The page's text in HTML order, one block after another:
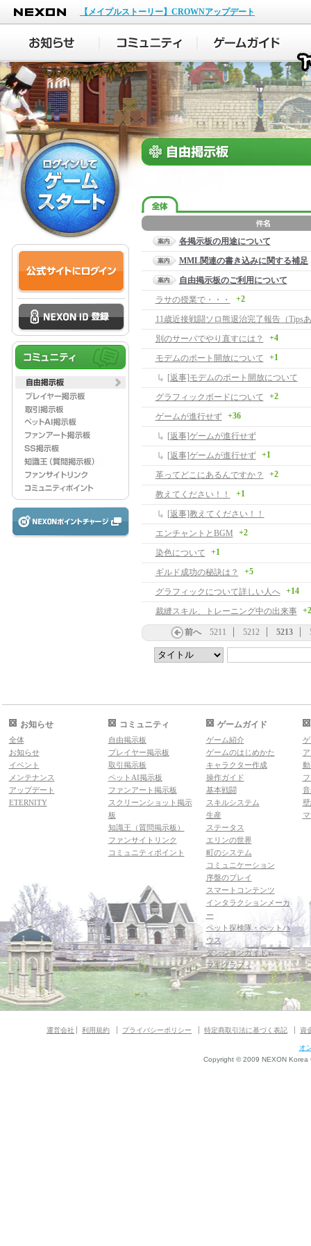
NEXON
【メイプルストーリー】CROWNアップデート
各掲示板の用途について
MML関連の書き込みに関する補足
自由掲示板のご利用について
ラサの授業で・・・
+2
11歳近接戦闘ソロ熊退治完了報告（Tips
別のサーバでやり直すには？
+4
モデムのポート開放について +1
[返事]モデムのポート開放について
グラフィックボードについて
+2
ゲームが進行せず +36
[返事]ゲームが進行せず
[返事]ゲームが進行せず
+1
革ってどこにあるんですか？ +2
教えてください！！ +1
[返事]教えてください！！
エンチャントとBGM
+2
染色について +1
ギルド成功の秘訣は？ +5
グラフィックについて詳しい人へ +14
裁縫スキル、トレーニング中の出来事 +2
前へ 5211 5212 5213
お知らせ
全体
お知らせ
イベント
メンテナンス
アップデート
ETERNITY
コミュニティ
自由掲示板
プレイヤー掲示板
取引掲示板
ペットAI掲示板
ファンアート掲示板
スクリーンショット掲示
板
知識王（質問掲示板）
ファンサイトリンク
コミュニティポイント
ゲームガイド
ゲーム紹介
ゲームのはじめかた
キャラクター作成
操作ガイド
基本戦闘
スキルシステム
生産
ステータス
エリンの世界
町のシステム
コミュニケーション
序盤のプレイ
スマートコンテンツ
インタラクションメーカ
ー
ペット探検隊・ペットハ
ウス
ダンジョンガイド
マギグラフィ
運営会社 利用規約 プライバシーポリシー 特定商取引法に基づく表記 資
オ
Copyright © 2009 NEXON Korea